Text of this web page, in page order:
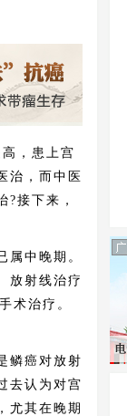
，患上宫
治，而中医
接下来，
中晚期。
放射线治疗
术治疗。
鳞癌对放射
去认为对宫
尤其在晚期